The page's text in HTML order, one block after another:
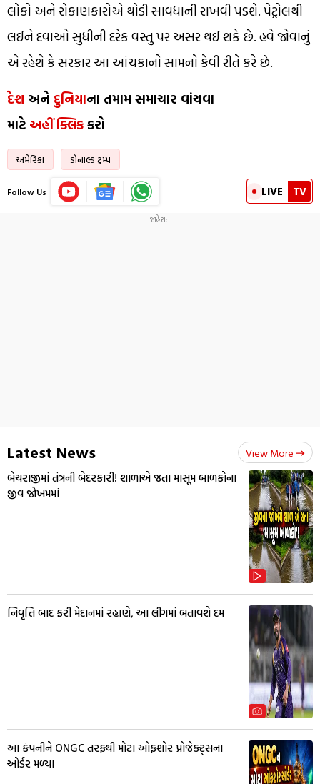
લોકો અને રોકાણકારોએ થોડી સાવધાની રાખવી પડશે. પેટ્રોલથી
લઈને દવાઓ સુધીની દરેક વસ્તુ પર અસર થઈ શકે છે. હવે જોવાનું
એ રહેશે કે સરકાર આ આંચકાનો સામનો કેવી રીતે કરે છે.
દેશ અને દુનિયાના તમામ સમાચાર વાંચવા
માટે અહીં ક્લિકકરો
અમેરિકા ડોનાલ્ડ ટ્રમ્પ
Follow Us LIVE TV
Latest News View More
બેચરાજીમાં તંત્રની બેદરકારી! શાળાએ જતા માસૂમ બાળકોના
જીવ જોખમમાં
નિવૃત્તિ બાદ ફરી મેદાનમાં રહાણે, આ લીગમાં બતાવશે દમ
આ કંપનીને ONGC તરફથી મોટા ઓફશોર પ્રોજેક્ટ્સના
ઓર્ડર મળ્યા